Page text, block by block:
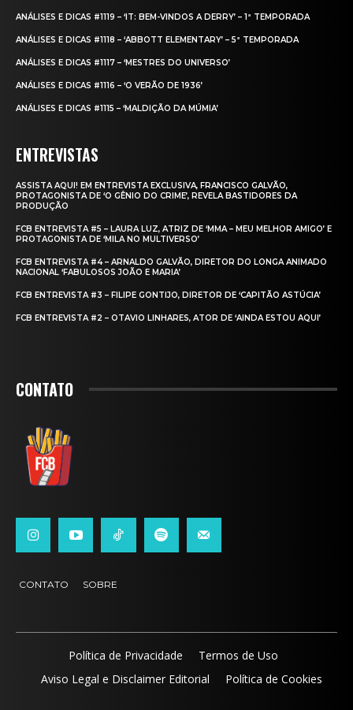
ANÁLISES E DICAS #1119 – ‘IT: BEM-VINDOS A DERRY’ – 1ª TEMPORADA
ANÁLISES E DICAS #1118 – ‘ABBOTT ELEMENTARY’ – 5ª TEMPORADA
ANÁLISES E DICAS #1117 – ‘MESTRES DO UNIVERSO’
ANÁLISES E DICAS #1116 – ‘O VERÃO DE 1936’
ANÁLISES E DICAS #1115 – ‘MALDIÇÃO DA MÚMIA’
ENTREVISTAS
ASSISTA AQUI! EM ENTREVISTA EXCLUSIVA, FRANCISCO GALVÃO,
PROTAGONISTA DE ‘O GÊNIO DO CRIME’, REVELA BASTIDORES DA
PRODUÇÃO
FCB ENTREVISTA #5 – LAURA LUZ, ATRIZ DE ‘MMA – MEU MELHOR AMIGO’ E
PROTAGONISTA DE ‘MILA NO MULTIVERSO’
FCB ENTREVISTA #4 – ARNALDO GALVÃO, DIRETOR DO LONGA ANIMADO
NACIONAL ‘FABULOSOS JOÃO E MARIA’
FCB ENTREVISTA #3 – FILIPE GONTIJO, DIRETOR DE ‘CAPITÃO ASTÚCIA’
FCB ENTREVISTA #2 – OTAVIO LINHARES, ATOR DE ‘AINDA ESTOU AQUI’
CONTATO
CONTATO SOBRE
Política de Privacidade
Termos de Uso
Aviso Legal e Disclaimer Editorial
Política de Cookies